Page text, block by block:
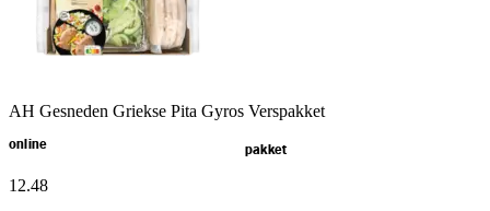
AH Gesneden Griekse Pita Gyros Verspakket
online pakket
12.48